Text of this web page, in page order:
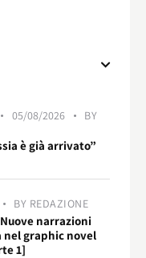
05/08/2026
BY
è già arrivato”
BY REDAZIONE
narrazioni
graphic novel
1]